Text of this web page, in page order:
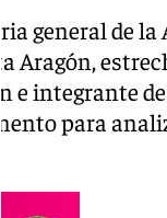
general de
Aragón,
e integrante
para